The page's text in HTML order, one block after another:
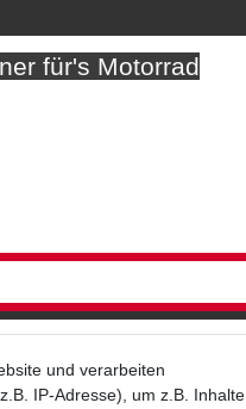
für's Motorrad
und verarbeiten
IP-Adresse), um z.B. Inhalte